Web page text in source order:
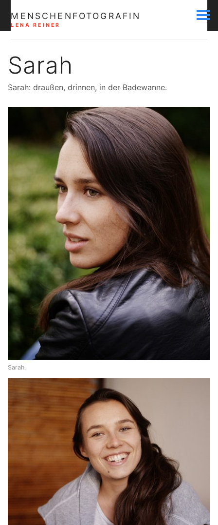
MENSCHENFOTOGRAFIN
LENA REINER
Sarah
Sarah: draußen, drinnen, in der Badewanne.
Sarah.